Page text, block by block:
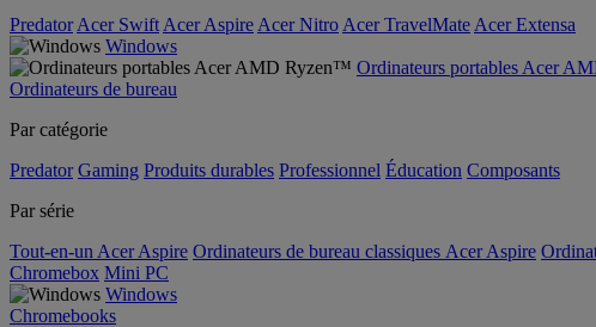
Predator Acer Swift Acer Aspire Acer Nitro Acer TravelMate Acer Extensa
Windows
Ordinateurs portables Acer
Ordinateurs de bureau
Par catégorie
Predator Gaming Produits durables Professionnel Éducation Composants
Par série
Tout-en-un Acer Aspire Ordinateurs de bureau classiques Acer Aspire
Chromebox Mini PC
Windows
Chromebooks